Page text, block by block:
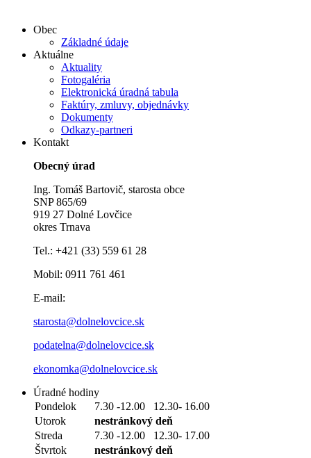
Obec
Základné údaje
Aktuálne
Aktuality
Fotogaléria
Elektronická úradná tabula
Faktúry, zmluvy, objednávky
Dokumenty
Odkazy-partneri
Kontakt
Obecný úrad
Ing. Tomáš Bartovič, starosta obce
SNP 865/69
919 27 Dolné Lovčice
okres Trnava
Tel.: +421 (33) 559 61 28
Mobil: 0911 761 461
E-mail:
starosta@dolnelovcice.sk
podatelna@dolnelovcice.sk
ekonomka@dolnelovcice.sk
Úradné hodiny
Pondelok
7.30 -12.00 12.30- 16.00
Utorok
nestránkový deň
Streda
7.30 -12.00 12.30- 17.00
Štvrtok
nestránkový deň